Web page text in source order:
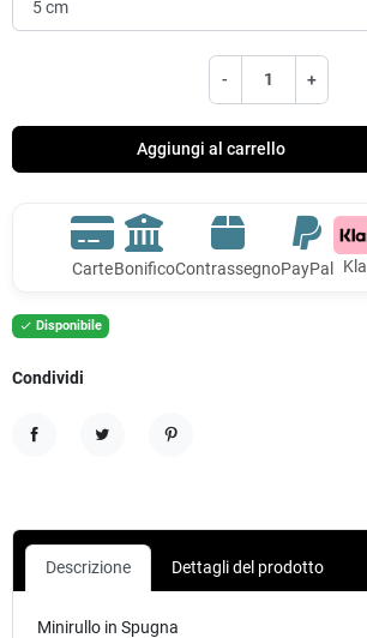
- +
Aggiungi al carrello
CarteBonificoContrassegnoPayPal
 Disponibile
Condividi
Descrizione Dettagli del prodotto
Minirullo in Spugna